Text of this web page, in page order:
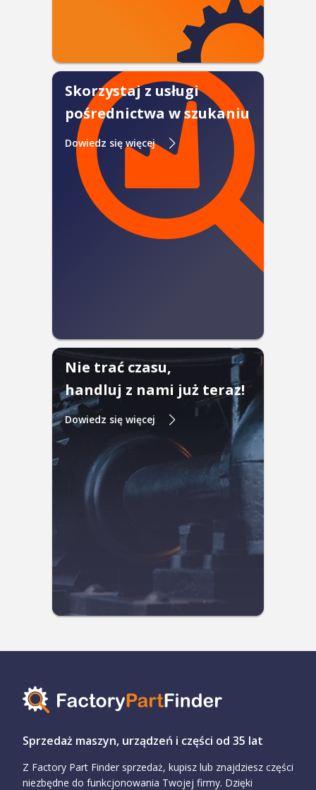
Skorzystaj z usługi
pośrednictwa w szukaniu
Dowiedz się więcej
Nie trać czasu,
handluj z nami już teraz!
Dowiedz się więcej
Sprzedaż maszyn, urządzeń i części od 35 lat
Z Factory Part Finder sprzedaż, kupisz lub znajdziesz części
niezbędne do funkcjonowania Twojej firmy. Dzięki